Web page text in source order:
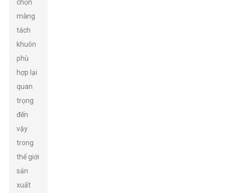
chọn
màng
tách
khuôn
phù
hợp lại
quan
trọng
đến
vậy
trong
thế giới
sản
xuất